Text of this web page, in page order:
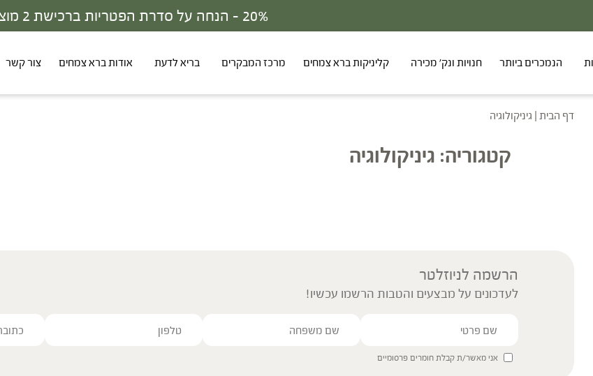
20% - הנחה על סדרת הפטריות ברכישת 2 מוצרים
הנמכרים ביותר חנויות ונק' מכירה קליניקות ברא צמחים מרכז המבקרים בריא לדעת אודות ברא צמחים צור קשר
דף הבית | גיניקולוגיה
קטגוריה: גיניקולוגיה
הרשמה לניוזלטר
לעדכונים על מבצעים והטבות הרשמו עכשיו!
אני מאשר/ת קבלת חומרים פרסומיים